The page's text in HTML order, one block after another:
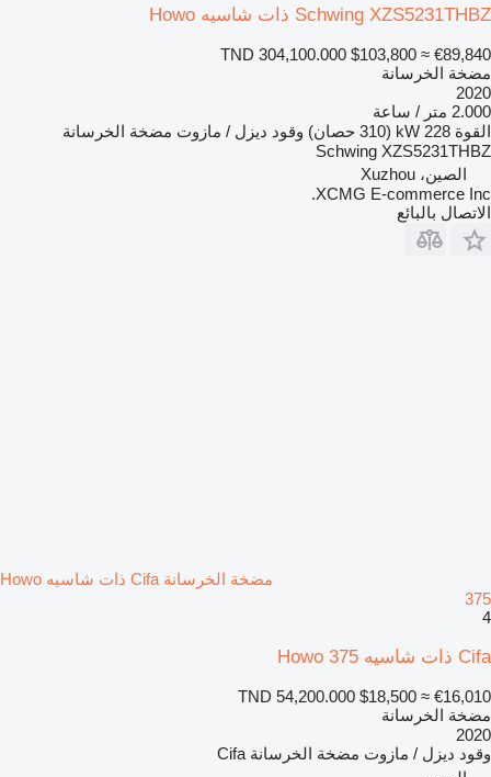
Schwing XZS5231THBZ ذات شاسيه Howo
TND 304,100.000 $103,800 ≈ €89,840
مضخة الخرسانة
2020
2.000 متر / ساعة
القوة 228 kW (310 حصان) وقود ديزل / مازوت مضخة الخرسانة
Schwing XZS5231THBZ
الصين، Xuzhou
XCMG E-commerce Inc.
الاتصال بالبائع
مضخة الخرسانة Cifa ذات شاسيه Howo
375
4
Cifa ذات شاسيه Howo 375
TND 54,200.000 $18,500 ≈ €16,010
مضخة الخرسانة
2020
وقود ديزل / مازوت مضخة الخرسانة Cifa